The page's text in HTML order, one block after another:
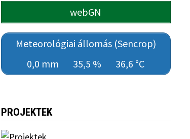
webGN
Meteorológiai állomás (Sencrop)
0,0 mm
35,5 % 36,6 °C
PROJEKTEK